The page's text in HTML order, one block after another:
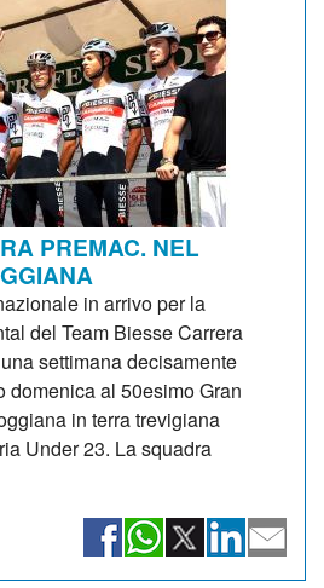
PREMAC. NEL
in arrivo per la
del Team Biesse Carrera
settimana decisamente
domenica al 50esimo Gran
in terra trevigiana
Under 23. La squadra